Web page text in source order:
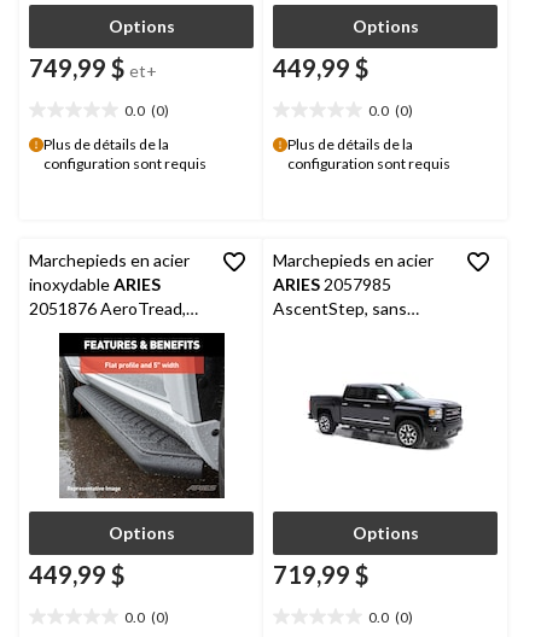
Options
749,99 $ et+
0.0 (0)
étoile(s)
sur
Plus de détails de la
configuration sont requis
Options
449,99 $
0.0 (0)
étoile(s)
sur
Plus de détails de la
configuration sont requis
Marchepieds en acier
inoxydableARIES
2051876 AeroTread,
sans supports, 5 x 76
po, noir
Options
449,99 $
0.0 (0)
Marchepieds en acier
ARIES 2057985
AscentStep, sans
Options
719,99 $
0.0 (0)